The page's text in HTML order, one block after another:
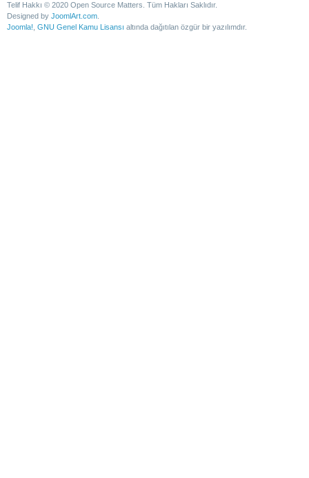
Telif Hakkı © 2020 Open Source Matters. Tüm Hakları Saklıdır.
Designed by JoomlArt.com
Joomla! GNU Genel Kamu Lisansı altında dağıtılan özgür bir yazılımdır.